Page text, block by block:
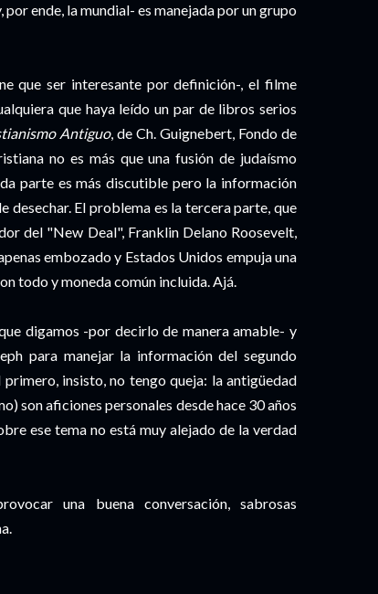
ende, la mundial- es manejada por un grupo
que ser interesante por definición-, el filme
que haya leído un par de libros serios
Antiguo, de Ch. Guignebert, Fondo de
no es más que una fusión de judaísmo
parte es más discutible pero la información
desechar. El problema es la tercera parte, que
del "New Deal", Franklin Delano Roosevelt,
embozado y Estados Unidos empuja una
todo y moneda común incluida. Ajá.
digamos -por decirlo de manera amable- y
para manejar la información del segundo
insisto, no tengo queja: la antigüedad
son aficiones personales desde hace 30 años
ese tema no está muy alejado de la verdad
una buena conversación, sabrosas